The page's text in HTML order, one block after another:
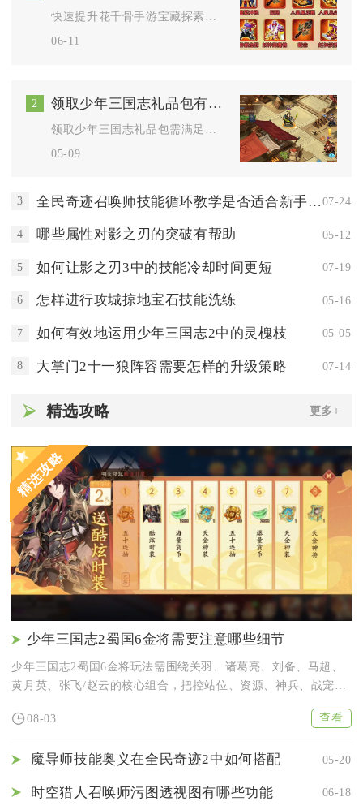
06-11
2 领取少年三国志礼品包有什么要求
05-09
3 全民奇迹召唤师技能循环教学是否适合新手玩家07-24
4 哪些属性对影之刃的突破有帮助 05-12
5 如何让影之刃3中的技能冷却时间更短 07-19
6 怎样进行攻城掠地宝石技能洗练 05-16
7 如何有效地运用少年三国志2中的灵槐枝 05-05
8 大掌门2十一狼阵容需要怎样的升级策略 07-14
精选攻略 更多+
精选攻略
少年三国志2蜀国6金将需要注意哪些细节
少年三国志2蜀国6金将玩法需围绕关羽、诸葛亮、刘备、马超、
黄月英、张飞/赵云的核心组合，把控站位、资源、神兵、战宠、
08-03
查看
魔导师技能奥义在全民奇迹2中如何搭配 05-20
时空猎人召唤师污图透视图有哪些功能 06-18